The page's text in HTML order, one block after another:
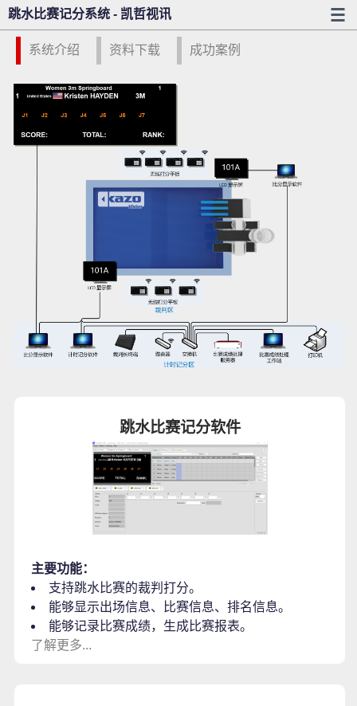
跳水比赛记分系统 - 凯哲视讯
系统介绍 资料下载 成功案例
跳水比赛记分软件
主要功能：
支持跳水比赛的裁判打分。
能够显示出场信息、比赛信息、排名信息。
能够记录比赛成绩，生成比赛报表。
了解更多...